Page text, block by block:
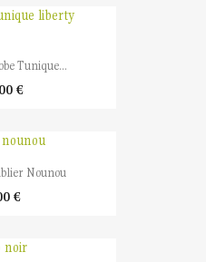
Tunique...
€
Nounou
€